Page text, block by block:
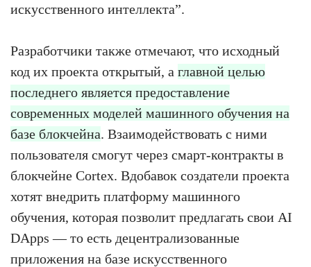
искусственного интеллекта”.
Разработчики также отмечают, что исходный
код их проекта открытый, а главной целью
последнего является предоставление
современных моделей машинного обучения на
базе блокчейна. Взаимодействовать с ними
пользователя смогут через смарт-контракты в
блокчейне Cortex. Вдобавок создатели проекта
хотят внедрить платформу машинного
обучения, которая позволит предлагать свои AI
DApps — то есть децентрализованные
приложения на базе искусственного